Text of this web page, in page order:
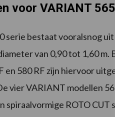
voor VARIANT
serie bestaat vooralsnog
van 0,90 tot 1,60 m.
en 580 RF zijn hiervoor
vier VARIANT modellen
spiraalvormige ROTO